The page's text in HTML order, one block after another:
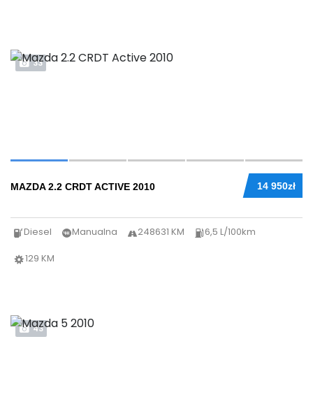
33
14 950zł
MAZDA 2.2 CRDT ACTIVE 2010
Diesel Manualna 248631 KM
6,5 L/100km
129 KM
43